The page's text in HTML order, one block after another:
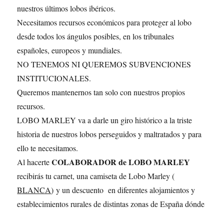
nuestros últimos lobos ibéricos.
Necesitamos recursos económicos para proteger al lobo
desde todos los ángulos posibles, en los tribunales
españoles, europeos y mundiales.
NO TENEMOS NI QUEREMOS SUBVENCIONES
INSTITUCIONALES.
Queremos mantenernos tan solo con nuestros propios
recursos.
LOBO MARLEY va a darle un giro histórico a la triste
historia de nuestros lobos perseguidos y maltratados y para
ello te necesitamos.
Al hacerteCOLABORADOR de LOBO MARLEY
recibirás tu carnet, una camiseta de Lobo Marley (
BLANCA) y un descuento en diferentes alojamientos y
establecimientos rurales de distintas zonas de España dónde